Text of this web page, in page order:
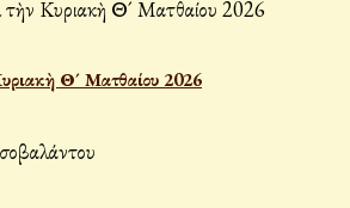
Θ´ Ματθαίου 2026